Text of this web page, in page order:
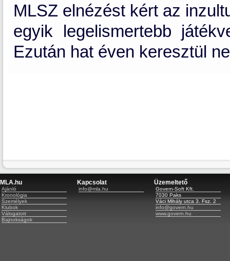
MLSZ elnézést kért az
egyik legelismertebb
Ezután hat éven keresztül
MLA.hu
Ajánló
Kronológia
Személyek
Klubok
Válogatott
Bajnokságok
Kapcsolat
info@mla.hu
Üzemeltető
Govern-Soft Kft.
7030 Paks
Váci Mihály utca 3. Fsz. 2
info@govern.hu
www.govern.hu